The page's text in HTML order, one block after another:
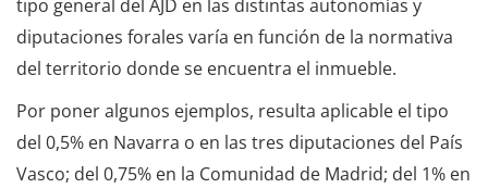
tipo general del AJD en las distintas autonomías y
diputaciones forales varía en función de la normativa
del territorio donde se encuentra el inmueble.
Por poner algunos ejemplos, resulta aplicable el tipo
del 0,5% en Navarra o en las tres diputaciones del País
Vasco; del 0,75% en la Comunidad de Madrid; del 1% en